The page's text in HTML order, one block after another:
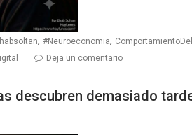
, #Neuroeconomia,
Deja un comentario
descubren demasiado